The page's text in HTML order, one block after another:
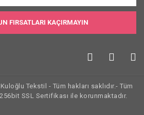
FIRSATLARI KAÇIRMAYIN
Tekstil - Tüm hakları saklıdır.- Tüm
SSL Sertifikası ile korunmaktadır.